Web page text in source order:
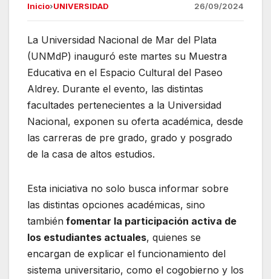
c
e
b
o
o
k
at
s
A
p
p
e
gr
a
m
ail
Inicio›UNIVERSIDAD 26/09/2024
La Universidad Nacional de Mar del Plata
(UNMdP) inauguró este martes su Muestra
Educativa en el Espacio Cultural del Paseo
Aldrey. Durante el evento, las distintas
facultades pertenecientes a la Universidad
Nacional, exponen su oferta académica, desde
las carreras de pre grado, grado y posgrado
de la casa de altos estudios.
Esta iniciativa no solo busca informar sobre
las distintas opciones académicas, sino
también fomentar la participación activa de
los estudiantes actuales, quienes se
encargan de explicar el funcionamiento del
sistema universitario, como el cogobierno y los